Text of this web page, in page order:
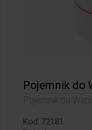
Pojemnik do
Pojemnik do
Kod: 72181